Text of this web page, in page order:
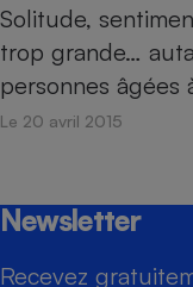
Solitude,
trop grande…
personnes âgées
Le 20 avril 2015
Newsletter
Recevez